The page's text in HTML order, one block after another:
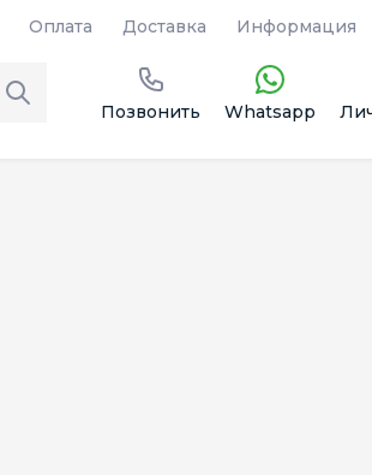
Оплата Доставка Информация
Позвонить Whatsapp